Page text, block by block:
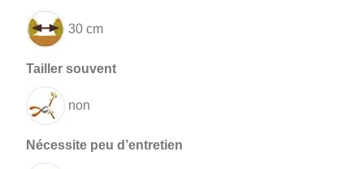
30 cm
non